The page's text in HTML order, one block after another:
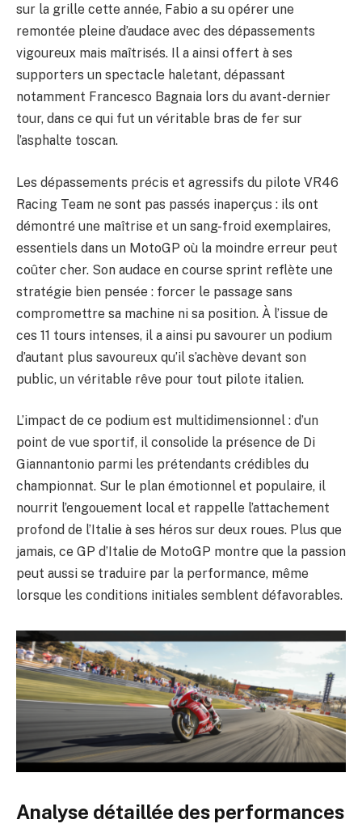
sur la grille cette année, Fabio a su opérer une
remontée pleine d’audace avec des dépassements
vigoureux mais maîtrisés. Il a ainsi offert à ses
supporters un spectacle haletant, dépassant
notamment Francesco Bagnaia lors du avant-dernier
tour, dans ce qui fut un véritable bras de fer sur
l’asphalte toscan.
Les dépassements précis et agressifs du pilote VR46
Racing Team ne sont pas passés inaperçus : ils ont
démontré une maîtrise et un sang-froid exemplaires,
essentiels dans un MotoGP où la moindre erreur peut
coûter cher. Son audace en course sprint reflète une
stratégie bien pensée : forcer le passage sans
compromettre sa machine ni sa position. À l’issue de
ces 11 tours intenses, il a ainsi pu savourer un podium
d’autant plus savoureux qu’il s’achève devant son
public, un véritable rêve pour tout pilote italien.
L’impact de ce podium est multidimensionnel : d’un
point de vue sportif, il consolide la présence de Di
Giannantonio parmi les prétendants crédibles du
championnat. Sur le plan émotionnel et populaire, il
nourrit l’engouement local et rappelle l’attachement
profond de l’Italie à ses héros sur deux roues. Plus que
jamais, ce GP d’Italie de MotoGP montre que la passion
peut aussi se traduire par la performance, même
lorsque les conditions initiales semblent défavorables.
Analyse détaillée des performances